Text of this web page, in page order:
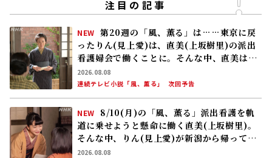
注目の記事
NEW 第20週の「風、薫る」は……東京に戻
ったりん(見上愛)は、直美(上坂樹里)の派出
看護婦会で働くことに。そんな中、直美は自
分の理想とした無償の看護を始める
2026.08.08
連続テレビ小説「風、薫る」
次回予告
NEW
8/10(月)の「風、薫る」派出看護を軌
道に乗せようと懸命に働く直美(上坂樹里)。
そんな中、りん(見上愛)が新潟から帰ってく
る
2026.08.08